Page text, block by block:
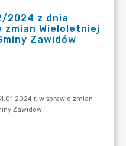
2024 z dnia
zmian Wieloletniej
Zawidów